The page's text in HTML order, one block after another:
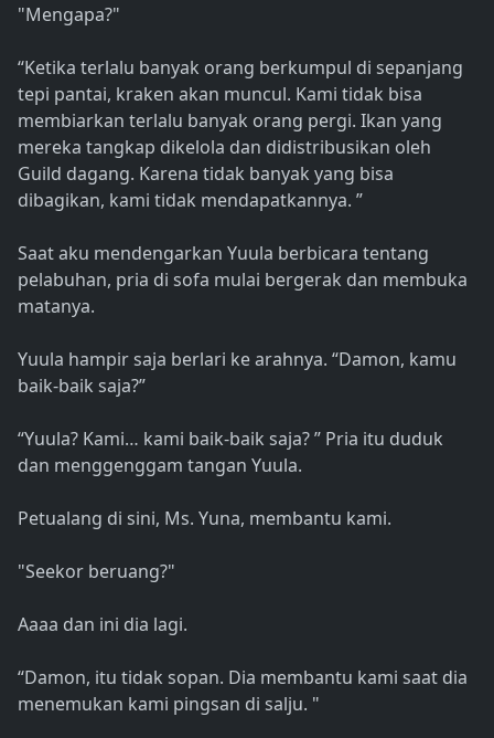
"Mengapa?"
“Ketika terlalu banyak orang berkumpul di sepanjang
tepi pantai, kraken akan muncul. Kami tidak bisa
membiarkan terlalu banyak orang pergi. Ikan yang
mereka tangkap dikelola dan didistribusikan oleh
Guild dagang. Karena tidak banyak yang bisa
dibagikan, kami tidak mendapatkannya. ”
Saat aku mendengarkan Yuula berbicara tentang
pelabuhan, pria di sofa mulai bergerak dan membuka
matanya.
Yuula hampir saja berlari ke arahnya. “Damon, kamu
baik-baik saja?”
“Yuula? Kami… kami baik-baik saja? ” Pria itu duduk
dan menggenggam tangan Yuula.
Petualang di sini, Ms. Yuna, membantu kami.
"Seekor beruang?"
Aaaa dan ini dia lagi.
“Damon, itu tidak sopan. Dia membantu kami saat dia
menemukan kami pingsan di salju. "